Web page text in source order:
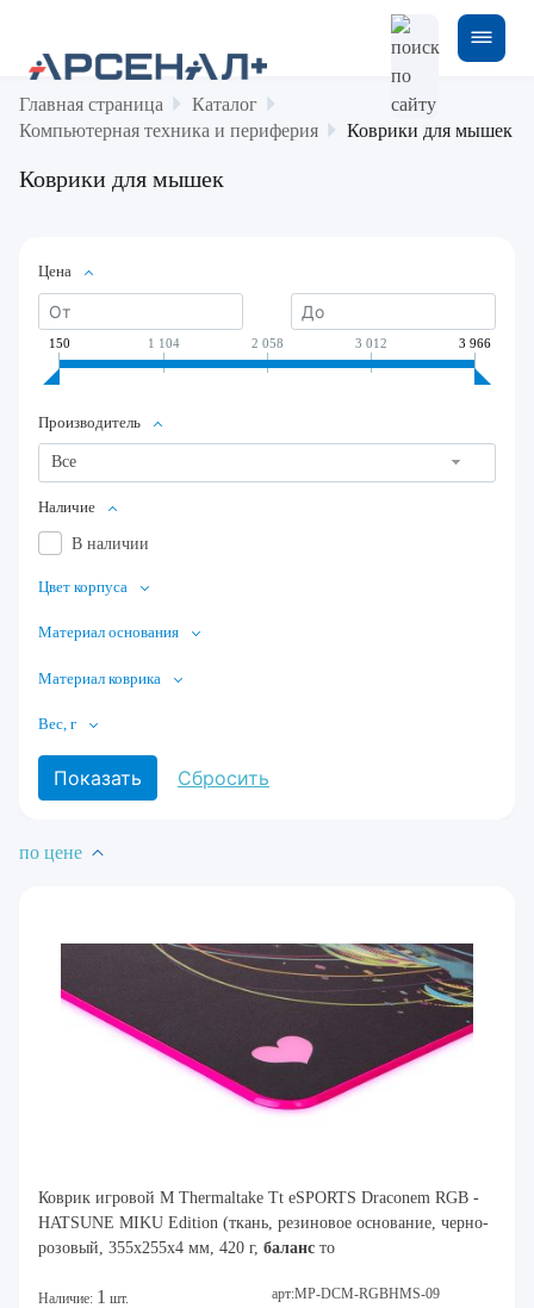
Главная страница
Каталог
Компьютерная техника и периферия
Коврики для мышек
Коврики для мышек
Цена
150 1 104 2 058 3 012 3 966
Производитель
Все
Наличие
В наличии
Цвет корпуса
Материал основания
Материал коврика
Вес, г
по цене
Коврик игровой M Thermaltake Tt eSPORTS Draconem RGB -
HATSUNE MIKU Edition (ткань, резиновое основание, черно-
розовый, 355x255x4 мм, 420 г, баланс то
Наличие: 1 шт. арт:MP-DCM-RGBHMS-09